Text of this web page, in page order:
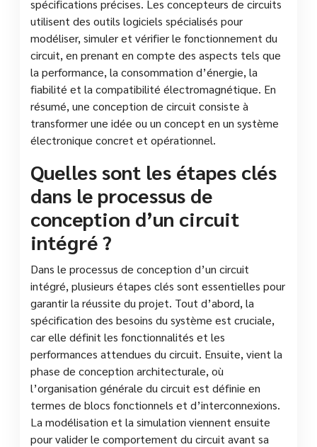
spécifications précises. Les concepteurs de circuits
utilisent des outils logiciels spécialisés pour
modéliser, simuler et vérifier le fonctionnement du
circuit, en prenant en compte des aspects tels que
la performance, la consommation d’énergie, la
fiabilité et la compatibilité électromagnétique. En
résumé, une conception de circuit consiste à
transformer une idée ou un concept en un système
électronique concret et opérationnel.
Quelles sont les étapes clés
dans le processus de
conception d’un circuit
intégré ?
Dans le processus de conception d’un circuit
intégré, plusieurs étapes clés sont essentielles pour
garantir la réussite du projet. Tout d’abord, la
spécification des besoins du système est cruciale,
car elle définit les fonctionnalités et les
performances attendues du circuit. Ensuite, vient la
phase de conception architecturale, où
l’organisation générale du circuit est définie en
termes de blocs fonctionnels et d’interconnexions.
La modélisation et la simulation viennent ensuite
pour valider le comportement du circuit avant sa